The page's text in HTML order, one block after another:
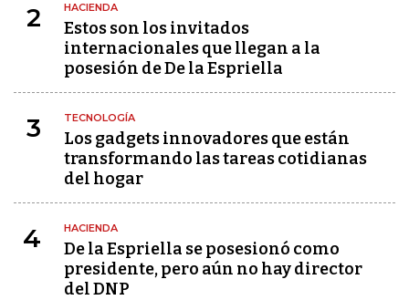
2 HACIENDA
Estos son los invitados
internacionales que llegan a la
posesión de De la Espriella
3 TECNOLOGÍA
Los gadgets innovadores que están
transformando las tareas cotidianas
del hogar
4 HACIENDA
De la Espriella se posesionó como
presidente, pero aún no hay director
del DNP